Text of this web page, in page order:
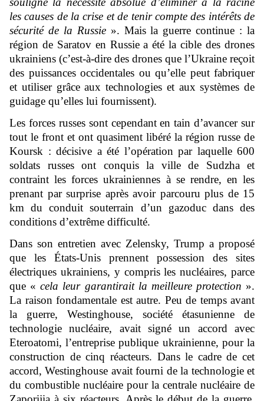
les causes de la crise et de tenir compte des intérêts de
sécurité de la Russie». Mais la guerre continue : la
région de Saratov en Russie a été la cible des drones
ukrainiens (c’est-à-dire des drones que l’Ukraine reçoit
des puissances occidentales ou qu’elle peut fabriquer
et utiliser grâce aux technologies et aux systèmes de
guidage qu’elles lui fournissent).
Les forces russes sont cependant en tain d’avancer sur
tout le front et ont quasiment libéré la région russe de
Koursk : décisive a été l’opération par laquelle 600
soldats russes ont conquis la ville de Sudzha et
contraint les forces ukrainiennes à se rendre, en les
prenant par surprise après avoir parcouru plus de 15
km du conduit souterrain d’un gazoduc dans des
conditions d’extrême difficulté.
Dans son entretien avec Zelensky, Trump a proposé
que les États-Unis prennent possession des sites
électriques ukrainiens, y compris les nucléaires, parce
que « cela leur garantirait la meilleure protection ».
La raison fondamentale est autre. Peu de temps avant
la guerre, Westinghouse, société étasunienne de
technologie nucléaire, avait signé un accord avec
Eteroatomi, l’entreprise publique ukrainienne, pour la
construction de cinq réacteurs. Dans le cadre de cet
accord, Westinghouse avait fourni de la technologie et
du combustible nucléaire pour la centrale nucléaire de